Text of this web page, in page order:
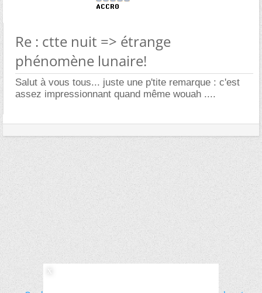
Re : ctte nuit => étrange
phénomène lunaire!
Salut à vous tous... juste une p'tite remarque : c'est
assez impressionnant quand même wouah ....